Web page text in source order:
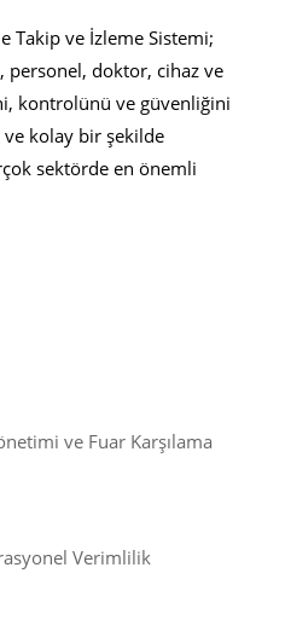
Takip ve İzleme Sistemi;
personel, doktor, cihaz ve
kontrolünü ve güvenliğini
ve kolay bir şekilde
sektörde en önemli
ve Fuar Karşılama
Verimlilik